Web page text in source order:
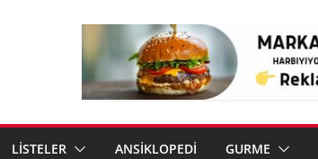
LİSTELER ANSİKLOPEDİ GURME